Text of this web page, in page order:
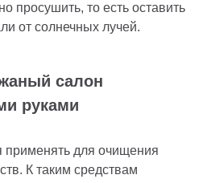
просушить, то есть оставить
от солнечных лучей.
салон
руками
применять для очищения
К таким средствам